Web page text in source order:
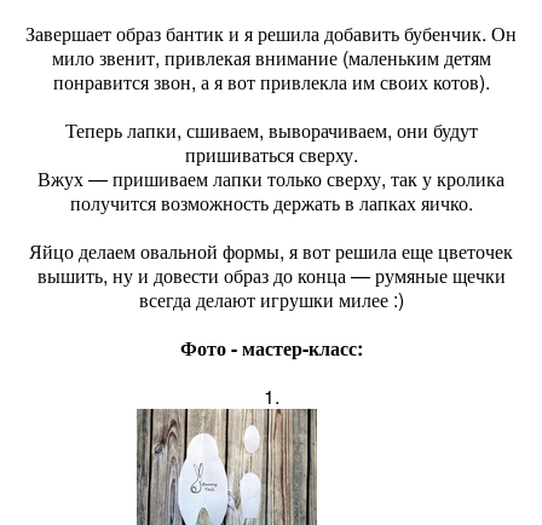
Завершает образ бантик и я решила добавить бубенчик. Он
мило звенит, привлекая внимание (маленьким детям
понравится звон, а я вот привлекла им своих котов).
Теперь лапки, сшиваем, выворачиваем, они будут
пришиваться сверху.
Вжух — пришиваем лапки только сверху, так у кролика
получится возможность держать в лапках яичко.
Яйцо делаем овальной формы, я вот решила еще цветочек
вышить, ну и довести образ до конца — румяные щечки
всегда делают игрушки милее :)
Фото - мастер-класс:
1.